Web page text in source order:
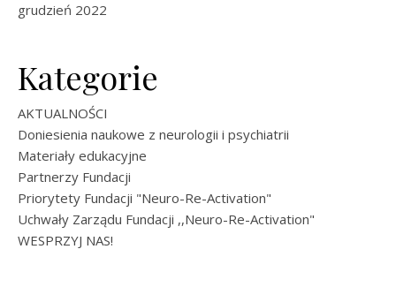
grudzień 2022
Kategorie
AKTUALNOŚCI
Doniesienia naukowe z neurologii i psychiatrii
Materiały edukacyjne
Partnerzy Fundacji
Priorytety Fundacji "Neuro-Re-Activation"
Uchwały Zarządu Fundacji ,,Neuro-Re-Activation"
WESPRZYJ NAS!